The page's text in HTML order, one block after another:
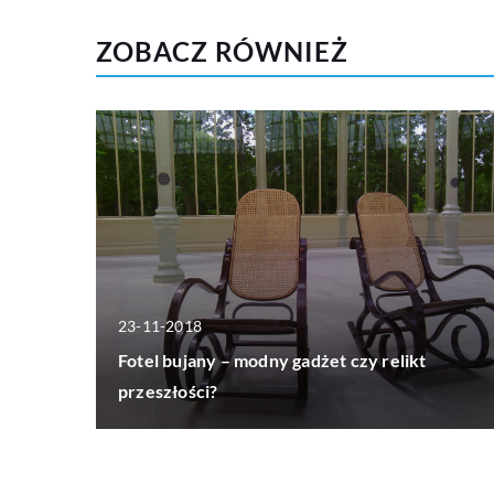
ZOBACZ RÓWNIEŻ
23-11-2018
Fotel bujany – modny gadżet czy relikt
przeszłości?